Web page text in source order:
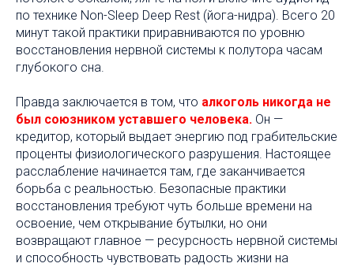
по технике Non-Sleep Deep Rest (йога-нидра). Всего 20
минут такой практики приравниваются по уровню
восстановления нервной системы к полутора часам
глубокого сна.
Правда заключается в том, что алкоголь никогда не
был союзником уставшего человека. Он —
кредитор, который выдает энергию под грабительские
проценты физиологического разрушения. Настоящее
расслабление начинается там, где заканчивается
борьба с реальностью. Безопасные практики
восстановления требуют чуть больше времени на
освоение, чем открывание бутылки, но они
возвращают главное — ресурсность нервной системы
и способность чувствовать радость жизни на